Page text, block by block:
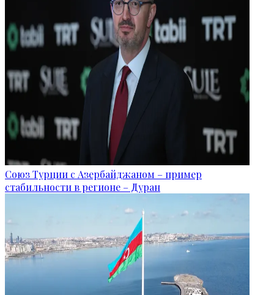
Союз Турции с Азербайджаном – пример
стабильности в регионе – Дуран